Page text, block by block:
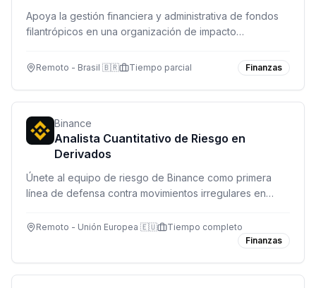
Apoya la gestión financiera y administrativa de fondos
filantrópicos en una organización de impacto
ocasionales presenciales.
Remoto - Brasil 🇧🇷 Tiempo parcial Finanzas
Binance
Analista Cuantitativo de Riesgo en
Derivados
Únete al equipo de riesgo de Binance como primera
línea de defensa contra movimientos irregulares en
herramientas de riesgo en tiempo real.
Remoto - Unión Europea 🇪🇺
Tiempo completo
Finanzas